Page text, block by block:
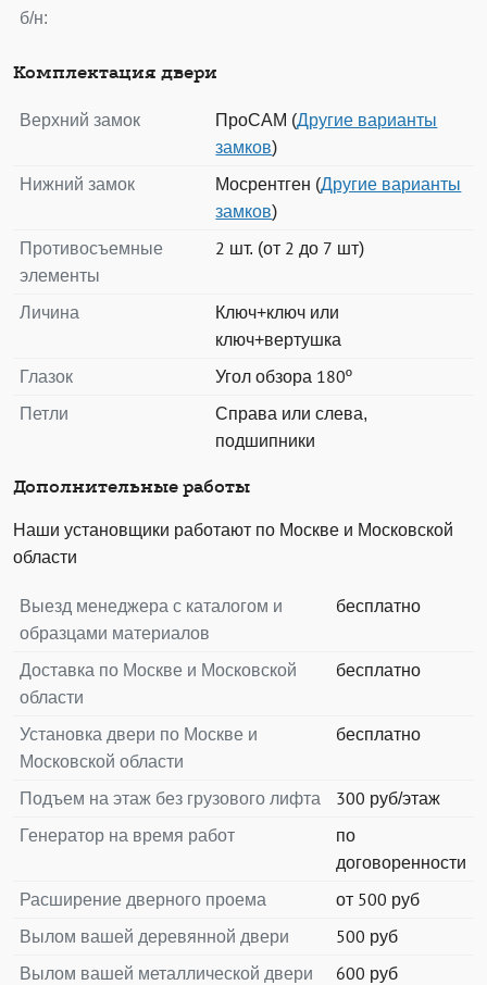
б/н:
Комплектация двери
Верхний замок ПроСАМ (Другие варианты
замков)
Нижний замок
Мосрентген (Другие варианты
замков)
Противосъемные
элементы
2 шт. (от 2 до 7 шт)
Личина
Ключ+ключ или
ключ+вертушка
Глазок
Угол обзора 180º
Петли
Справа или слева,
подшипники
Дополнительные работы
Наши установщики работают по Москве и Московской
области
Выезд менеджера с каталогом и
образцами материалов
бесплатно
Доставка по Москве и Московской
области
бесплатно
Установка двери по Москве и
Московской области
бесплатно
Подъем на этаж без грузового лифта
300 руб/этаж
Генератор на время работ
по
договоренности
Расширение дверного проема
от 500 руб
Вылом вашей деревянной двери
500 руб
Вылом вашей металлической двери
600 руб